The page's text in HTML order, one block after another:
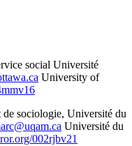
social Université
University of
de sociologie, Université du
Université du
ror.org/002rjbv21